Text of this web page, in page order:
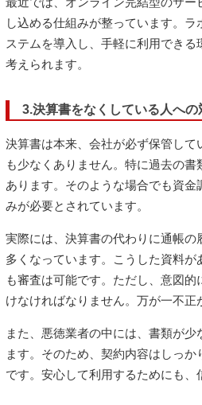
し込める仕組みが整っています。
ステムを導入し、手軽に利用でき
考えられます。
3.決算書をなくしている人へ
決算書は本来、会社が必ず保管し
も少なくありません。特に過去の
あります。そのような場合でも資
みが必要とされています。
実際には、決算書の代わりに通帳
多くなっています。こうした資料
も審査は可能です。ただし、意図
けなければなりません。万が一不
また、悪徳業者の中には、書類が
ます。そのため、契約内容はしっ
です。安心して利用するためにも